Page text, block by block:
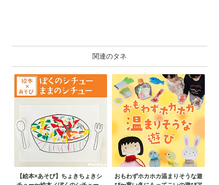
関連のタネ
【絵本×あそび】ちょきちょきシ
おもわずホカホカ温まりそうな遊